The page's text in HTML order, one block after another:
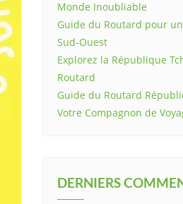
Monde Inoubliable
Guide du Routard pour
Sud-Ouest
Explorez la République
Routard
Guide du Routard
Votre Compagnon de
DERNIERS